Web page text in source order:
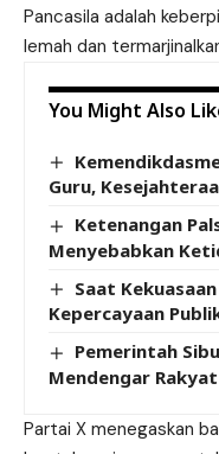
Pancasila adalah
lemah dan
You Might Also
Guru,
Ketenangan
Menyebabkan
Saat
Kepercayaan
Pemerintah
Mendengar Rakyat
Partai X menegaskan